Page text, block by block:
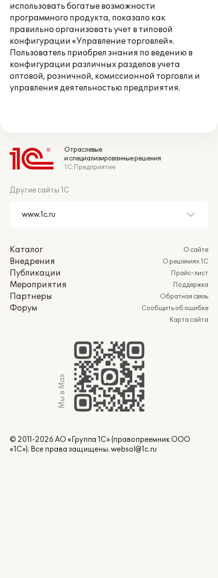
использовать богатые возможности
программного продукта, показало как
правильно организовать учет в типовой
конфигурации «Управление торговлей».
Пользователь приобрел знания по ведению в
конфигурации различных разделов учета
оптовой, розничной, комиссионной торговли и
управления деятельностью предприятия.
Отраслевые
и специализированные решения
1С:Предприятие
Другие сайты 1С
Каталог
Внедрения
Публикации
Мероприятия
Партнеры
Форум
О сайте
О решениях 1С
Прайс-лист
Поддержка
Обратная связь
Сообщить об ошибке
Карта сайта
Мы в Max
© 2011-2026 АО «Группа 1С» (правопреемник ООО
«1С»). Все права защищены. websol@1c.ru